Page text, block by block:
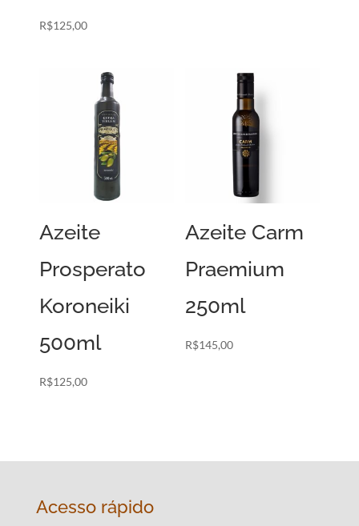
R$125,00
Azeite
Prosperato
Koroneiki
500ml
R$125,00
Azeite Carm
Praemium
250ml
R$145,00
Acesso rápido